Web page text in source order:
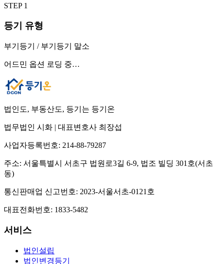
STEP 1
등기 유형
부기등기 / 부기등기 말소
어드민 옵션 로딩 중…
법인도, 부동산도, 등기는 등기온
법무법인 시화 | 대표변호사 최장섭
사업자등록번호: 214-88-79287
주소: 서울특별시 서초구 법원로3길 6-9, 법조 빌딩 301호(서초
동)
통신판매업 신고번호: 2023-서울서초-0121호
대표전화번호: 1833-5482
서비스
법인설립
법인변경등기